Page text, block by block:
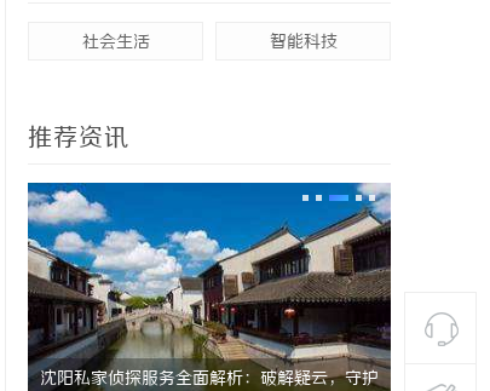
社会生活 智能科技
推荐资讯
沈阳私家侦探服务全面解析：破解疑云，守护 揭秘东莞